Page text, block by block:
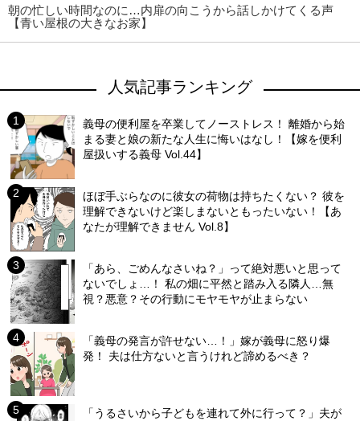
朝の忙しい時間なのに…内扉の向こうから話しかけてくる声
【青い屋根の大きなお家】
人気記事ランキング
義母の便利屋を卒業してノーストレス！ 離婚から始
まる妻と娘の新たな人生に悔いはなし！【嫁を便利
屋扱いする義母 Vol.44】
ほぼ手ぶらなのに彼女の荷物は持ちたくない？ 彼を
理解できないけど楽しまないともったいない！【あ
なたが理解できません Vol.8】
「あら、ごめんなさいね？」って絶対悪いと思って
ないでしょ…！ 私の畑に平然と踏み入る隣人…無
視？悪意？その行動にモヤモヤが止まらない
「義母の発言が許せない…！」嫁が義母に怒り爆
発！ 夫は仕方ないと言うけれど諦めるべき？
「うるさいから子どもを連れて外に行って？」夫が